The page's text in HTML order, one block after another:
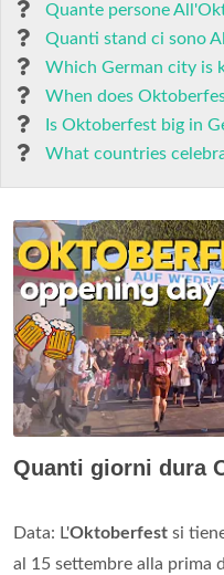
Quante persone
Quanti stand ci sono
Which German city is
When does
Is Oktoberfest big in
What countries
Quanti giorni dura
Data: L'Oktoberfest si
al 15 settembre alla prima